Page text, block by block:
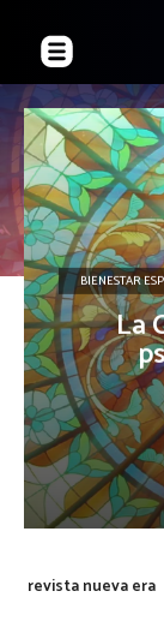
BIENESTAR
La
revista nueva era